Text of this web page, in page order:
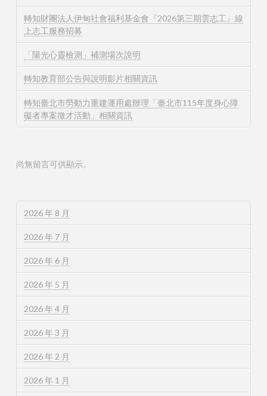
轉知財團法人伊甸社會福利基金會『2026第三期雲志工』線
上志工服務招募
「陽光心靈檢測」補測場次說明
轉知教育部公告與說明影片相關資訊
轉知臺北市勞動力重建運用處辦理「臺北市115年度身心障
礙者專案徵才活動」相關資訊
尚無留言可供顯示。
2026 年 8 月
2026 年 7 月
2026 年 6 月
2026 年 5 月
2026 年 4 月
2026 年 3 月
2026 年 2 月
2026 年 1 月